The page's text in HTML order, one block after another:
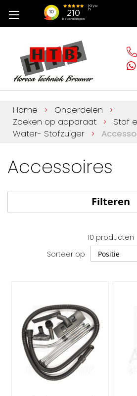
naar
Home
Onderdelen
Zoeken op apparaat
Stof
Water- Stofzuiger
Accessoires
Filteren
10 producten
Sorteer op